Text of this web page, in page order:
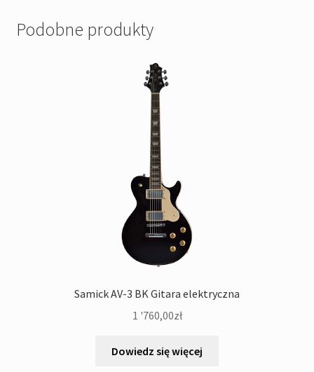
Podobne produkty
Samick AV-3 BK Gitara elektryczna
1 '760,00zł
Dowiedz się więcej